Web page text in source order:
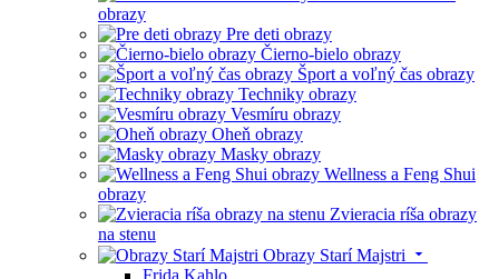
obrazy
Pre deti obrazy
Čierno-bielo obrazy
Šport a voľný čas obrazy
Techniky obrazy
Vesmíru obrazy
Oheň obrazy
Masky obrazy
Wellness a Feng Shui
obrazy
Zvieracia ríša obrazy
na stenu
Obrazy Starí Majstri
Frida Kahlo